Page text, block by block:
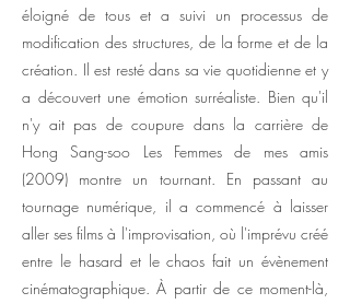
éloigné de tous et a suivi un processus de
modification des structures, de la forme et de la
création. Il est resté dans sa vie quotidienne et y
a découvert une émotion surréaliste. Bien qu'il
n'y ait pas de coupure dans la carrière de
Hong Sang-soo Les Femmes de mes amis
(2009) montre un tournant. En passant au
tournage numérique, il a commencé à laisser
aller ses films à l'improvisation, où l'imprévu créé
entre le hasard et le chaos fait un évènement
cinématographique. À partir de ce moment-là,